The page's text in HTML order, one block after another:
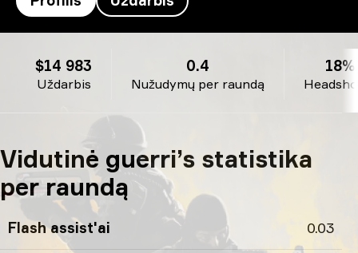
Uždarbis
$14 983
Nužudymų per raundą
0.4 18%
Vidutinė guerri’s statistika
per raundą
Flash assist'ai 0.03